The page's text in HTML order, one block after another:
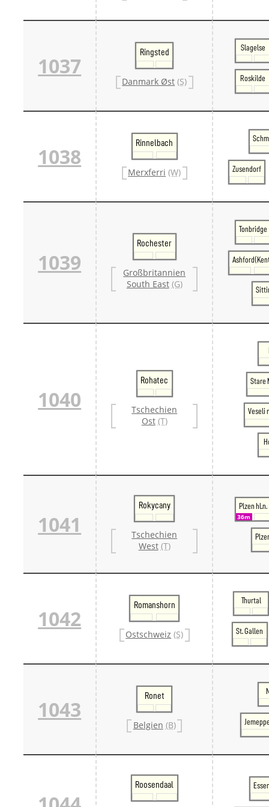
1037
Ringsted
Danmark Øst (S)
Slagelse
Roskilde
1038
Rinnelbach
Merxferri (W) Zusendorf
1039
Rochester
Großbritannien
South East (G)
Tonbridge
1040
Rohatec
Tschechien
Ost (T)
Stare
Veseli
1041
Rokycany
Tschechien
West (T)
Plzen hl.n.
36m
1042
Romanshorn
Ostschweiz (S)
Thurtal
St. Gallen
1043
Ronet
Belgien (B)
Roosendaal